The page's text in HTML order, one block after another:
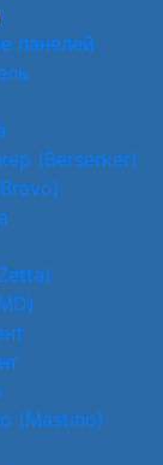
панелей
(Berserker)
(Mastino)